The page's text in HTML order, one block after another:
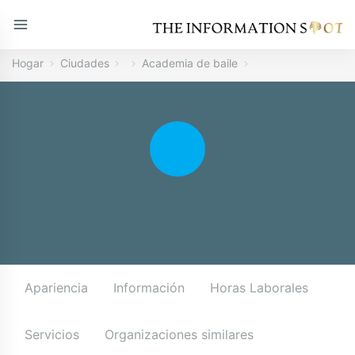
Hogar Ciudades Academia de baile
Apariencia Información Horas Laborales
Servicios Organizaciones similares